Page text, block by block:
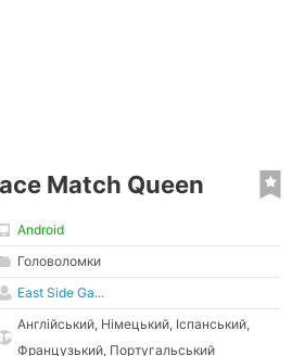
Match Queen
Android
Головоломки
East Side Ga...
Англійський, Німецький, Іспанський,
Французький, Португальський